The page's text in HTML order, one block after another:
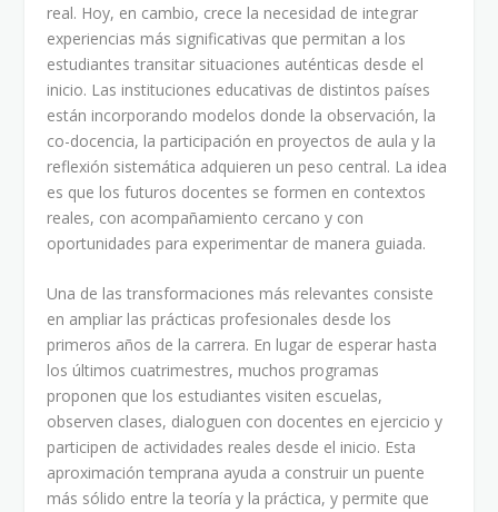
real. Hoy, en cambio, crece la necesidad de integrar
experiencias más significativas que permitan a los
estudiantes transitar situaciones auténticas desde el
inicio. Las instituciones educativas de distintos países
están incorporando modelos donde la observación, la
co-docencia, la participación en proyectos de aula y la
reflexión sistemática adquieren un peso central. La idea
es que los futuros docentes se formen en contextos
reales, con acompañamiento cercano y con
oportunidades para experimentar de manera guiada.
Una de las transformaciones más relevantes consiste
en ampliar las prácticas profesionales desde los
primeros años de la carrera. En lugar de esperar hasta
los últimos cuatrimestres, muchos programas
proponen que los estudiantes visiten escuelas,
observen clases, dialoguen con docentes en ejercicio y
participen de actividades reales desde el inicio. Esta
aproximación temprana ayuda a construir un puente
más sólido entre la teoría y la práctica, y permite que